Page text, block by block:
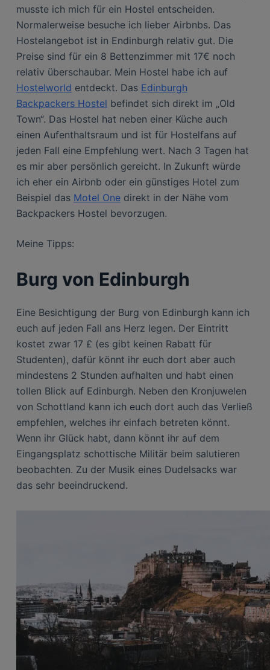
musste ich mich für ein Hostel entscheiden.
Normalerweise besuche ich lieber Airbnbs. Das
Hostelangebot ist in Endinburgh relativ gut. Die
Preise sind für ein 8 Bettenzimmer mit 17€ noch
relativ überschaubar. Mein Hostel habe ich auf
Hostelworld entdeckt. Das Edinburgh
Backpackers Hostel befindet sich direkt im „Old
Town“. Das Hostel hat neben einer Küche auch
einen Aufenthaltsraum und ist für Hostelfans auf
jeden Fall eine Empfehlung wert. Nach 3 Tagen hat
es mir aber persönlich gereicht. In Zukunft würde
ich eher ein Airbnb oder ein günstiges Hotel zum
Beispiel das Motel Onedirekt in der Nähe vom
Backpackers Hostel bevorzugen.
Meine Tipps:
Burg von Edinburgh
Eine Besichtigung der Burg von Edinburgh kann ich
euch auf jeden Fall ans Herz legen. Der Eintritt
kostet zwar 17 £ (es gibt keinen Rabatt für
Studenten), dafür könnt ihr euch dort aber auch
mindestens 2 Stunden aufhalten und habt einen
tollen Blick auf Edinburgh. Neben den Kronjuwelen
von Schottland kann ich euch dort auch das Verließ
empfehlen, welches ihr einfach betreten könnt.
Wenn ihr Glück habt, dann könnt ihr auf dem
Eingangsplatz schottische Militär beim salutieren
beobachten. Zu der Musik eines Dudelsacks war
das sehr beeindruckend.